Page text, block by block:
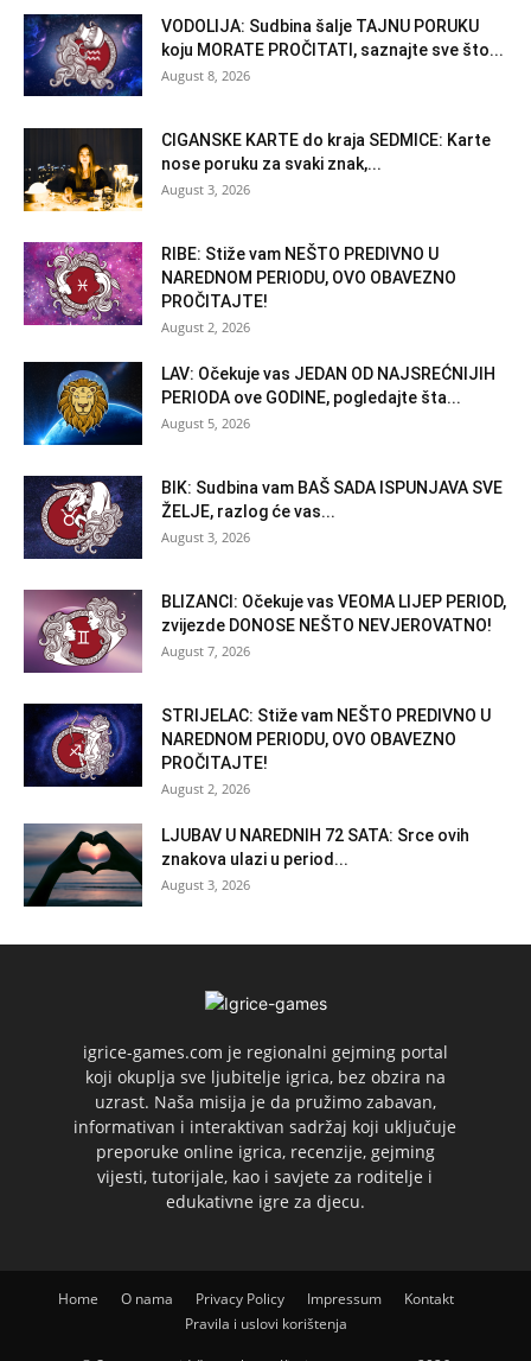
VODOLIJA: Sudbina šalje TAJNU PORUKU
koju MORATE PROČITATI, saznajte sve što...
August 8, 2026
CIGANSKE KARTE do kraja SEDMICE: Karte
nose poruku za svaki znak,...
August 3, 2026
RIBE: Stiže vam NEŠTO PREDIVNO U
NAREDNOM PERIODU, OVO OBAVEZNO
PROČITAJTE!
August 2, 2026
LAV: Očekuje vas JEDAN OD NAJSREĆNIJIH
PERIODA ove GODINE, pogledajte šta...
August 5, 2026
BIK: Sudbina vam BAŠ SADA ISPUNJAVA SVE
ŽELJE, razlog će vas...
August 3, 2026
BLIZANCI: Očekuje vas VEOMA LIJEP PERIOD,
zvijezde DONOSE NEŠTO NEVJEROVATNO!
August 7, 2026
STRIJELAC: Stiže vam NEŠTO PREDIVNO U
NAREDNOM PERIODU, OVO OBAVEZNO
PROČITAJTE!
August 2, 2026
LJUBAV U NAREDNIH 72 SATA: Srce ovih
znakova ulazi u period...
August 3, 2026
igrice-games.com je regionalni gejming portal
koji okuplja sve ljubitelje igrica, bez obzira na
uzrast. Naša misija je da pružimo zabavan,
informativan i interaktivan sadržaj koji uključuje
preporuke online igrica, recenzije, gejming
vijesti, tutorijale, kao i savjete za roditelje i
edukativne igre za djecu.
Home O nama Privacy Policy Impressum
Kontakt
Pravila i uslovi korištenja